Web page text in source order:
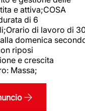
e attiva;COSA
di 6
di lavoro di
domenica
riposi
e crescita
Massa;